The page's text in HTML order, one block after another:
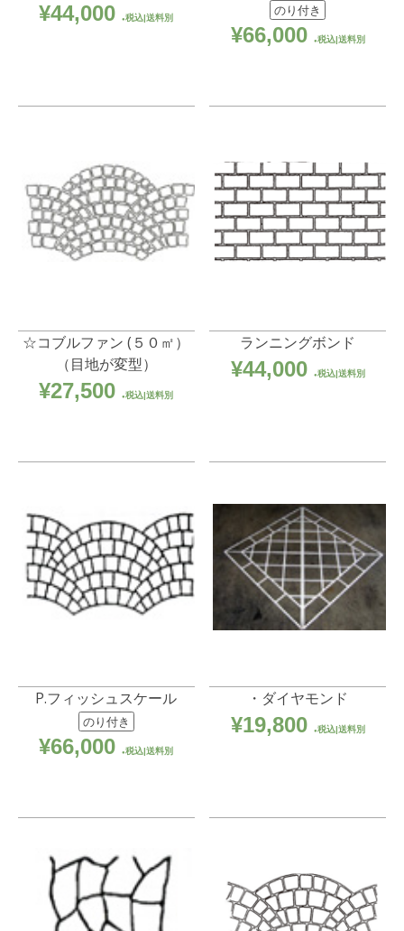
¥44,000 税込|送料別 のり付き
¥66,000 税込|送料別
☆コブルファン (５０㎡）
（目地が変型）
¥27,500 税込|送料別
ランニングボンド
¥44,000 税込|送料別
P.フィッシュスケール
のり付き
¥66,000 税込|送料別
・ダイヤモンド
¥19,800 税込|送料別